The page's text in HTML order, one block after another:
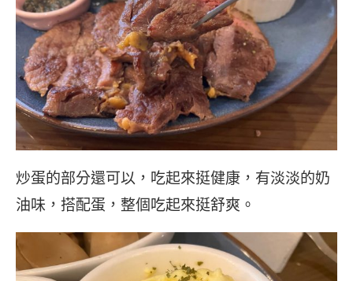
炒蛋的部分還可以，吃起來挺健康，有淡淡的奶
油味，搭配蛋，整個吃起來挺舒爽。